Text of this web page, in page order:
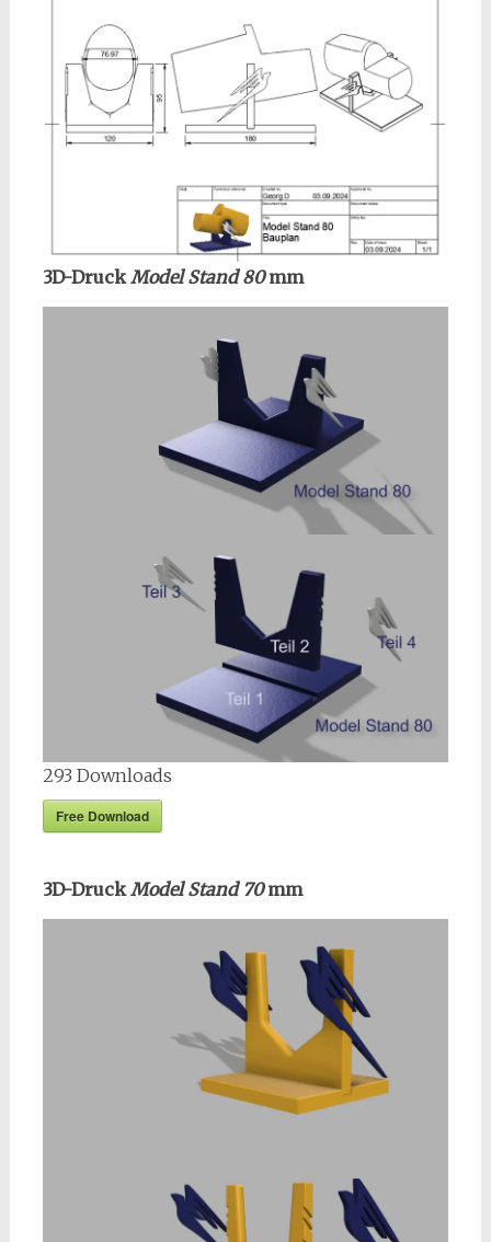
3D-DruckModel Stand 80 mm
293 Downloads
Free Download
3D-DruckModel Stand 70mm